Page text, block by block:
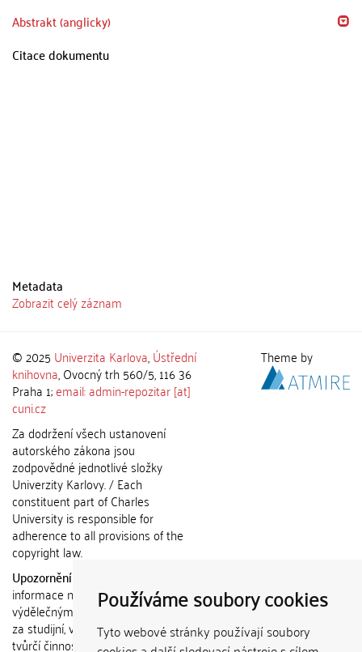
Používáme soubory cookies
Tyto webové stránky používají soubory
Abstrakt (anglicky)
Citace dokumentu
Metadata
Zobrazit celý záznam
© 2025 Univerzita Karlova,Ústřední
knihovna, Ovocný trh 560/5, 116 36
Praha 1;email: admin-repozitar [at]
cuni.cz
Za dodržení všech ustanovení
autorského zákona jsou
zodpovědné jednotlivé složky
Univerzity Karlovy. / Each
constituent part of Charles
University is responsible for
adherence to all provisions of the
copyright law.
Upozornění / Notice:
informace nemohou být použity k
výdělečným účelům nebo vydávány
za studijní, vědeckou nebo jinou
tvůrčí činnost jiné osoby než autora.
Theme by